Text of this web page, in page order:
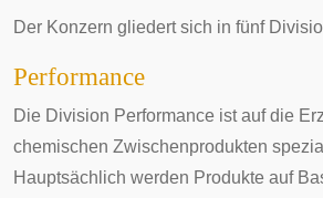
Der Konzern gliedert sich in fünf
Performance
Die Division Performance ist auf die
chemischen Zwischenprodukten
Hauptsächlich werden Produkte auf